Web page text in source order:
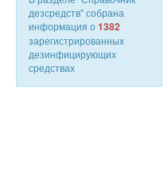
дезсредств" собрана
информация о 1382
зарегистрированных
дезинфицирующих
средствах